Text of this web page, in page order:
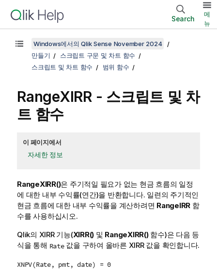
Search
메
뉴
Windows에서의 Qlik Sense November 2024
만들기
스크립트 구문 및 차트 함수
스크립트 및 차트 함수
범위 함수
RangeXIRR - 스크립트 및 차
트 함수
이 페이지에서
자세한 정보
RangeXIRR()은 주기적일 필요가 없는 현금 흐름의 일정
에 대한 내부 수익률(연간)을 반환합니다. 일련의 주기적인
현금 흐름에 대한 내부 수익률을 계산하려면 RangeIRR 함
수를 사용하십시오.
Qlik의 XIRR 기능(XIRR() 및 RangeXIRR()함수)은 다음 등
식을 통해 Rate값을 구하여 올바른 XIRR 값을 확인합니다.
XNPV(Rate, pmt, date) = 0